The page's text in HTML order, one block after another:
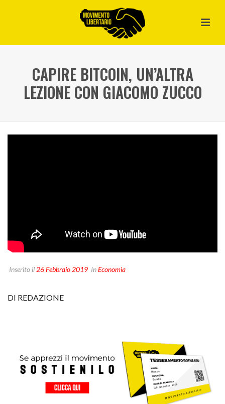
CAPIRE BITCOIN, UN’ALTRA
LEZIONE CON GIACOMO ZUCCO
Inserito il 26 Febbraio 2019 InEconomia
DI REDAZIONE